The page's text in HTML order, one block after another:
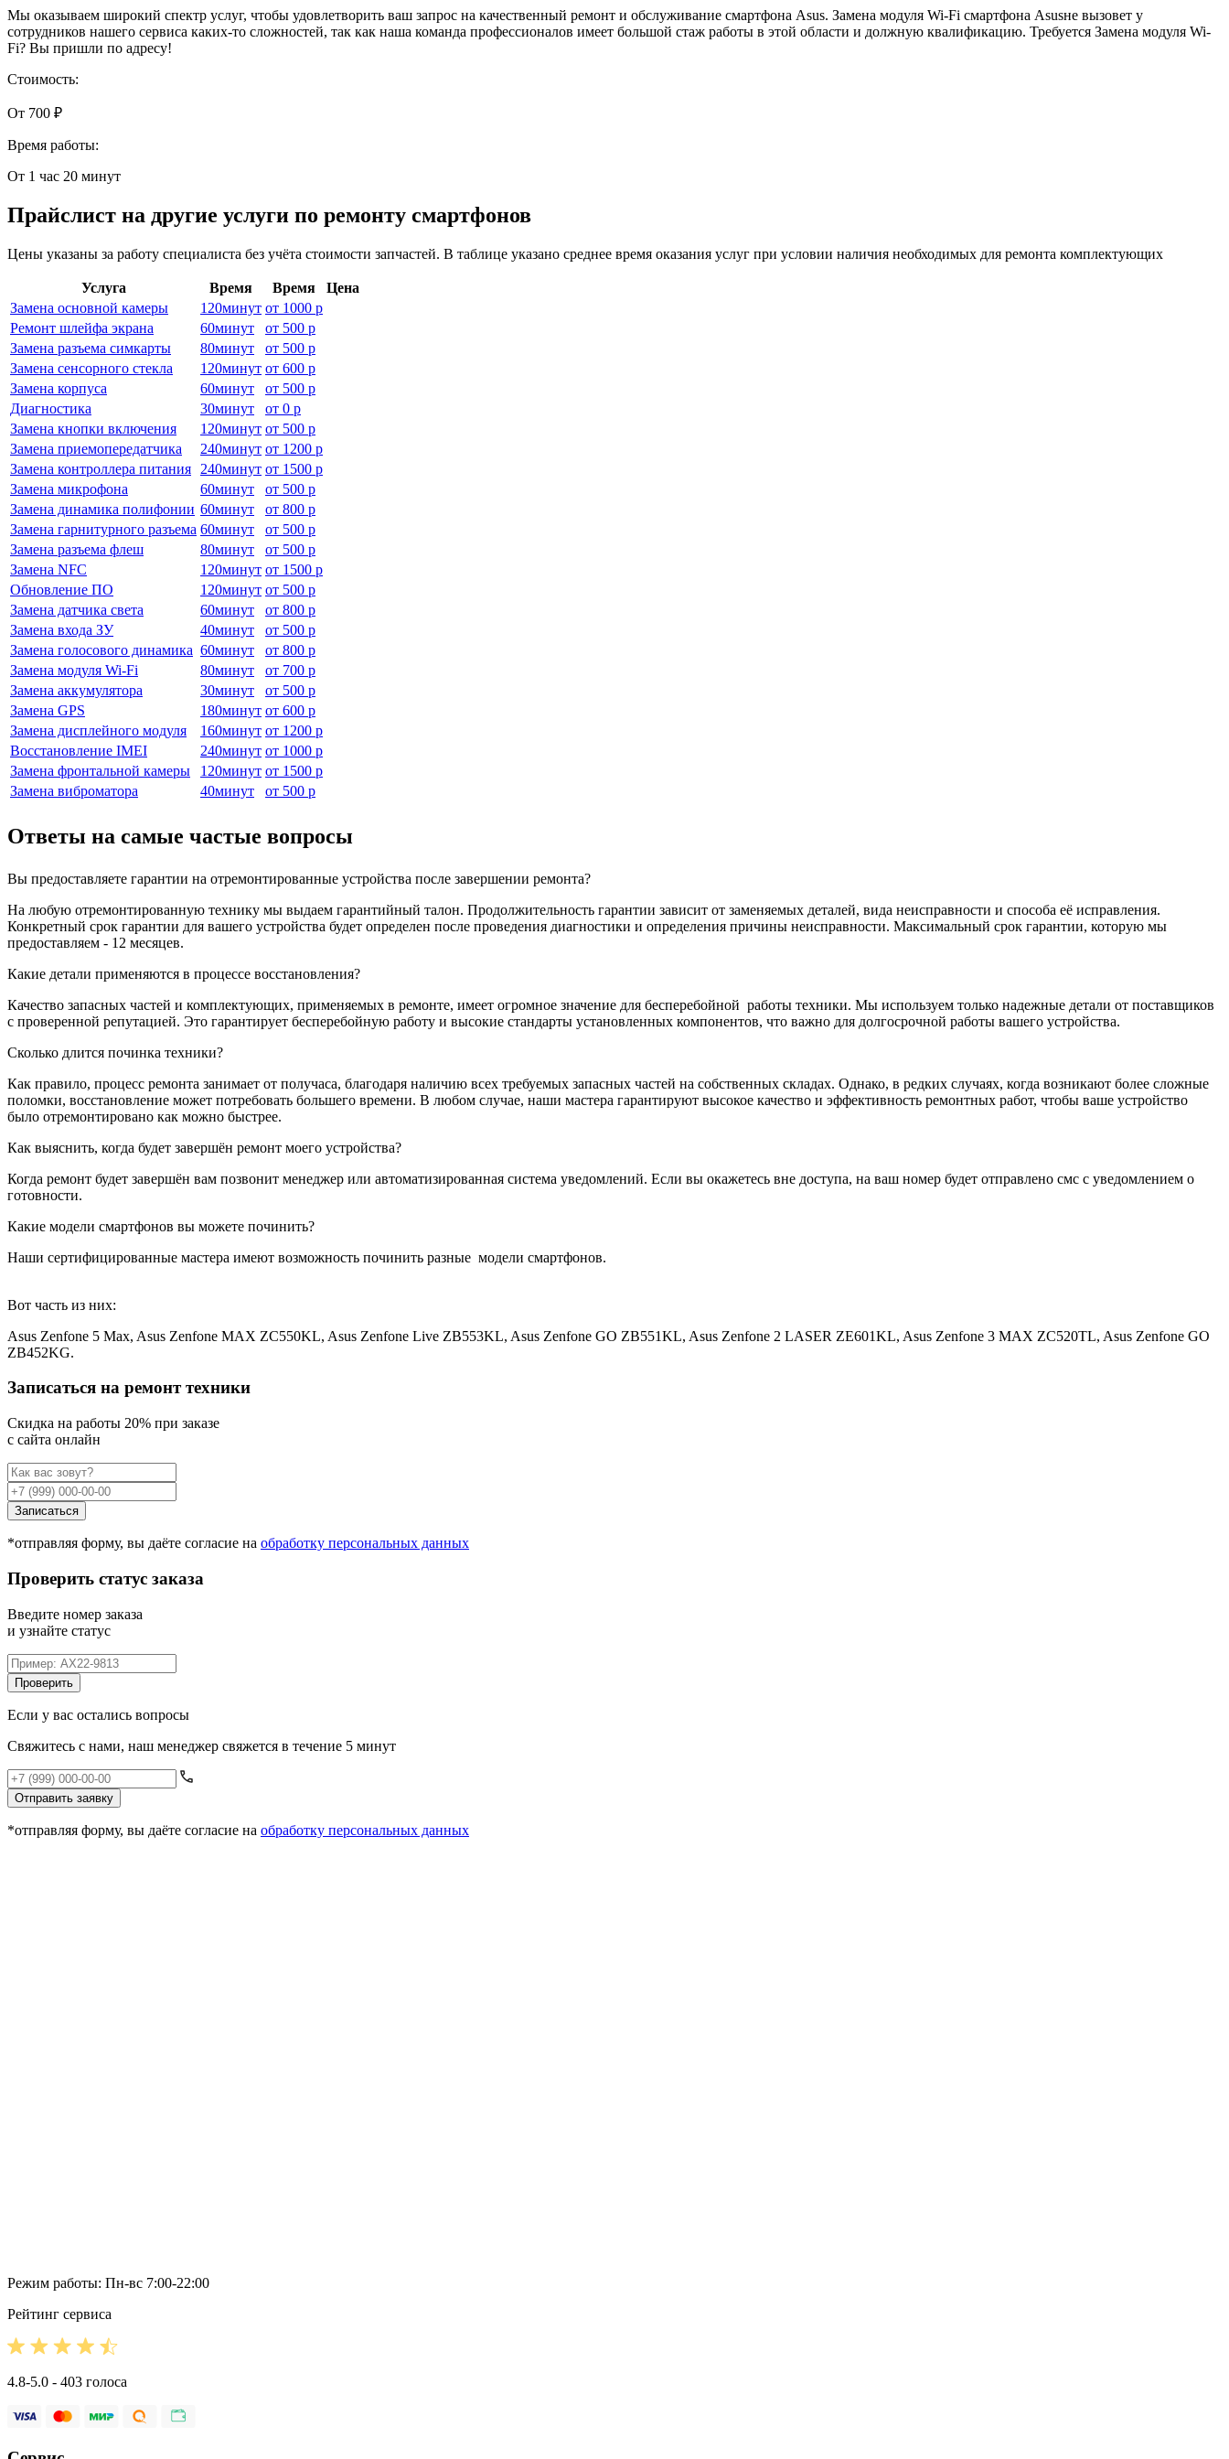
Мы оказываем широкий спектр услуг, чтобы удовлетворить ваш запрос на качественный ремонт и обслуживание смартфона Asus. Замена модуля Wi-Fi смартфона Asusне вызовет у
сотрудников нашего сервиса каких-то сложностей, так как наша команда профессионалов имеет большой стаж работы в этой области и должную квалификацию. Требуется Замена модуля Wi-
Fi? Вы пришли по адресу!
Стоимость:
От 700 ₽
Время работы:
От 1 час 20 минут
Прайслист на другие услуги по ремонту смартфонов
Цены указаны за работу специалиста без учёта стоимости запчастей. В таблице указано среднее время оказания услуг при условии наличия необходимых для ремонта комплектующих
Услуга Время Время
Цена
Замена основной камеры
120минут от 1000 р
Ремонт шлейфа экрана
60минут от 500 р
Замена разъема симкарты
80минут от 500 р
Замена сенсорного стекла
120минут от 600 р
Замена корпуса
60минут от 500 р
Диагностика
30минут от 0 р
Замена кнопки включения
120минут от 500 р
Замена приемопередатчика
240минут от 1200 р
Замена контроллера питания
240минут от 1500 р
Замена микрофона
60минут от 500 р
Замена динамика полифонии 60минут от 800 р
Замена гарнитурного разъема 60минут от 500 р
Замена разъема флеш
80минут от 500 р
Замена NFC
120минут от 1500 р
Обновление ПО
120минут от 500 р
Замена датчика света
60минут от 800 р
Замена входа ЗУ
40минут от 500 р
Замена голосового динамика 60минут от 800 р
Замена модуля Wi-Fi
80минут от 700 р
Замена аккумулятора
30минут от 500 р
Замена GPS
180минут от 600 р
Замена дисплейного модуля
160минут от 1200 р
Восстановление IMEI
240минут от 1000 р
Замена фронтальной камеры
120минут от 1500 р
Замена виброматора
40минут от 500 р
Ответы на самые частые вопросы
Вы предоставляете гарантии на отремонтированные устройства после завершении ремонта?
На любую отремонтированную технику мы выдаем гарантийный талон. Продолжительность гарантии зависит от заменяемых деталей, вида неисправности и способа её исправления.
Конкретный срок гарантии для вашего устройства будет определен после проведения диагностики и определения причины неисправности. Максимальный срок гарантии, которую мы
предоставляем - 12 месяцев.
Какие детали применяются в процессе восстановления?
Качество запасных частей и комплектующих, применяемых в ремонте, имеет огромное значение для бесперебойной работы техники. Мы используем только надежные детали от поставщиков
с проверенной репутацией. Это гарантирует бесперебойную работу и высокие стандарты установленных компонентов, что важно для долгосрочной работы вашего устройства.
Сколько длится починка техники?
Как правило, процесс ремонта занимает от получаса, благодаря наличию всех требуемых запасных частей на собственных складах. Однако, в редких случаях, когда возникают более сложные
поломки, восстановление может потребовать большего времени. В любом случае, наши мастера гарантируют высокое качество и эффективность ремонтных работ, чтобы ваше устройство
было отремонтировано как можно быстрее.
Как выяснить, когда будет завершён ремонт моего устройства?
Когда ремонт будет завершён вам позвонит менеджер или автоматизированная система уведомлений. Если вы окажетесь вне доступа, на ваш номер будет отправлено смс с уведомлением о
готовности.
Какие модели смартфонов вы можете починить?
Наши сертифицированные мастера имеют возможность починить разные модели смартфонов.
Вот часть из них:
Asus Zenfone 5 Max, Asus Zenfone MAX ZC550KL, Asus Zenfone Live ZB553KL, Asus Zenfone GO ZB551KL, Asus Zenfone 2 LASER ZE601KL, Asus Zenfone 3 MAX ZC520TL, Asus Zenfone GO
ZB452KG.
Записаться на ремонт техники
Cкидка на работы 20% при заказе
с сайта онлайн
Записаться
*отправляя форму, вы даёте согласие на обработку персональных данных
Проверить статус заказа
Введите номер заказа
и узнайте статус
Проверить
Если у вас остались вопросы
Свяжитесь с нами, наш менеджер свяжется в течение 5 минут
Отправить заявку
*отправляя форму, вы даёте согласие на обработку персональных данных
Режим работы: Пн-вс 7:00-22:00
Рейтинг сервиса
4.8-5.0 - 403 голоса